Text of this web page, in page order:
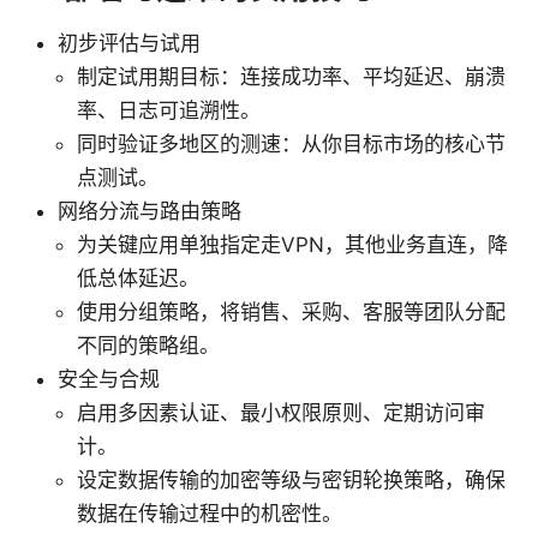
初步评估与试用
制定试用期目标：连接成功率、平均延迟、崩溃
率、日志可追溯性。
同时验证多地区的测速：从你目标市场的核心节
点测试。
网络分流与路由策略
为关键应用单独指定走VPN，其他业务直连，降
低总体延迟。
使用分组策略，将销售、采购、客服等团队分配
不同的策略组。
安全与合规
启用多因素认证、最小权限原则、定期访问审
计。
设定数据传输的加密等级与密钥轮换策略，确保
数据在传输过程中的机密性。